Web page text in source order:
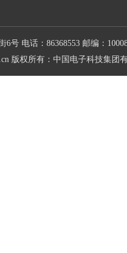
6号 电话：86368553 邮编：
版权所有：中国电子科技集团